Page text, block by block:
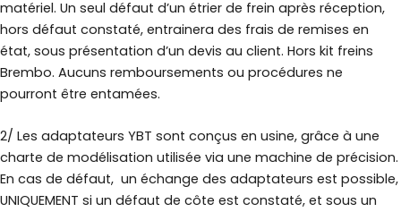
matériel. Un seul défaut d’un étrier de frein après réception,
hors défaut constaté, entrainera des frais de remises en
état, sous présentation d’un devis au client. Hors kit freins
Brembo. Aucuns remboursements ou procédures ne
pourront être entamées.
2/ Les adaptateurs YBT sont conçus en usine, grâce à une
charte de modélisation utilisée via une machine de précision.
En cas de défaut, un échange des adaptateurs est possible,
UNIQUEMENT si un défaut de côte est constaté, et sous un